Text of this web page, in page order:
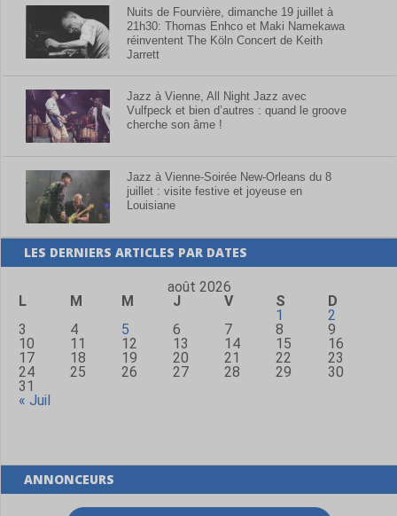
Nuits de Fourvière, dimanche 19 juillet à
21h30: Thomas Enhco et Maki Namekawa
réinventent The Köln Concert de Keith
Jarrett
Jazz à Vienne, All Night Jazz avec
Vulfpeck et bien d’autres : quand le groove
cherche son âme !
Jazz à Vienne-Soirée New-Orleans du 8
juillet : visite festive et joyeuse en
Louisiane
LES DERNIERS ARTICLES PAR DATES
août 2026
L
M M J V S
D
1
2
3
4 5 6 7 8
9
10
11 12 13 14 15
16
17
18 19 20 21 22
23
24
25 26 27 28 29
30
31
« Juil
ANNONCEURS